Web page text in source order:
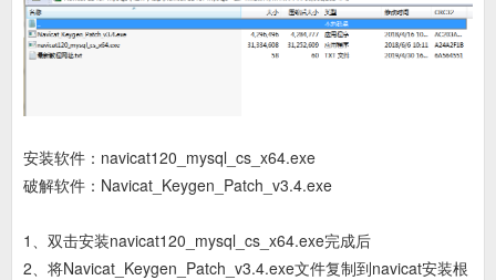
安装软件：navicat120_mysql_cs_x64.exe
破解软件：Navicat_Keygen_Patch_v3.4.exe
1、双击安装navicat120_mysql_cs_x64.exe完成后
2、将Navicat_Keygen_Patch_v3.4.exe文件复制到navicat安装根